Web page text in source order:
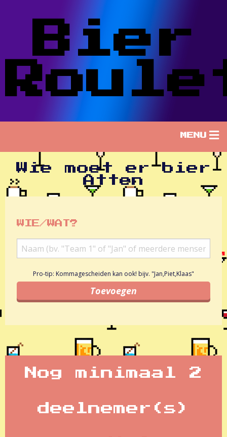
Bier
MENU
Wie moet er bier
Atten
WIE/WAT?
Pro-tip: Kommagescheiden kan ook! bijv. "Jan,Piet,Klaas"
Nog minimaal 2
deelnemer(s)